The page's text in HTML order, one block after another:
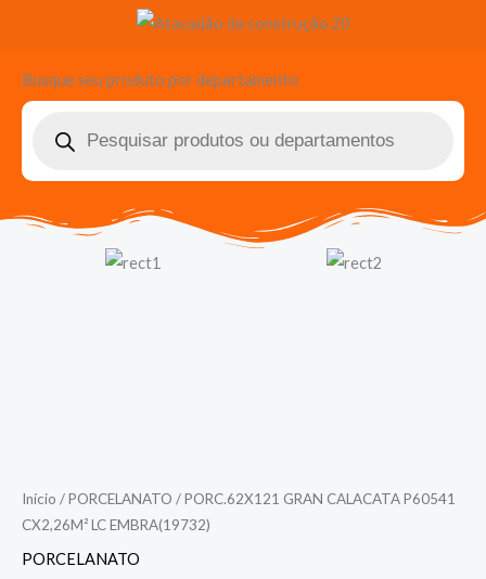
Busque seu produto por departamento
Pesquisar
Início /PORCELANATO / PORC.62X121 GRAN CALACATA P60541
CX2,26M² LC EMBRA(19732)
PORCELANATO